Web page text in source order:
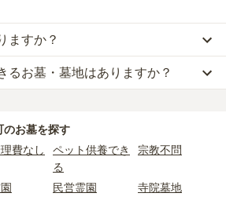
れも区画の広さや墓石の大きさ・素材に
の費用が別途かかる場合があります。
遺骨を納める儀式のための費用。僧侶に渡
用がかかります。
理費。契約後、毎年発生するケースがあり
れるのは、他の方のご遺骨と一緒に埋葬
）」と呼ばれるタイプです。個別のお墓に
手間がかからないため、費用が安く設定
5万円〜30万円程度です。
たい場合は、
です。
は大泉町
件あ
がそれにあたります。
どです。
でにある、該当の市区町村に一定年数以
られます。
申し込み自体ができないことも多いた
。
ますか？
載がありません。
海洋散骨もご検討ください。
るお墓・墓地はありますか？
、海洋散骨もご検討ください。
のお墓を探す
費なし
ペット供養でき
る
宗教不問
民営霊園 寺院墓地